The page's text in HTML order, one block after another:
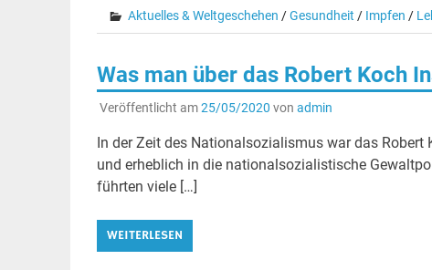
Aktuelles & Weltgeschehen /Gesundheit / Impfen /
Was man über das Robert Koch
Veröffentlicht am25/05/2020 von admin
In der Zeit des Nationalsozialismus war das
und erheblich in die nationalsozialistische
führten viele […]
WEITERLESEN